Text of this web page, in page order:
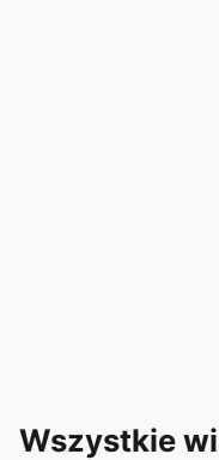
Wszystkie